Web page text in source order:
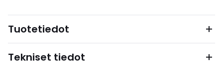
Tuotetiedot
Tekniset tiedot